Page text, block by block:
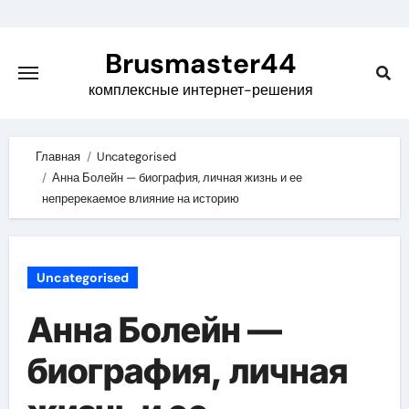
content
Brusmaster44
комплексные интернет-решения
Главная
Uncategorised
Анна Болейн — биография, личная жизнь и ее
непререкаемое влияние на историю
Uncategorised
Анна Болейн —
биография, личная